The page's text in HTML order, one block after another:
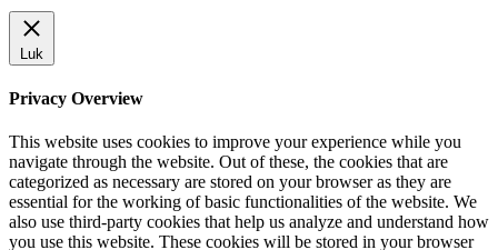
Luk
Privacy Overview
This website uses cookies to improve your experience while you
navigate through the website. Out of these, the cookies that are
categorized as necessary are stored on your browser as they are
essential for the working of basic functionalities of the website. We
also use third-party cookies that help us analyze and understand how
you use this website. These cookies will be stored in your browser